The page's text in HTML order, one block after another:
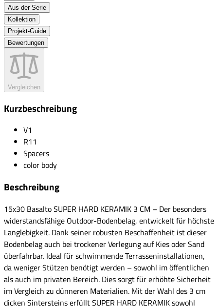
Aus der Serie
Kollektion
Projekt-Guide
Bewertungen
Vergleichen
Kurzbeschreibung
V1
R11
Spacers
color body
Beschreibung
15x30 Basalto SUPER HARD KERAMIK 3 CM – Der besonders
widerstandsfähige Outdoor-Bodenbelag, entwickelt für höchste
Langlebigkeit. Dank seiner robusten Beschaffenheit ist dieser
Bodenbelag auch bei trockener Verlegung auf Kies oder Sand
überfahrbar. Ideal für schwimmende Terrasseninstallationen,
da weniger Stützen benötigt werden – sowohl im öffentlichen
als auch im privaten Bereich. Dies sorgt für erhöhte Sicherheit
im Vergleich zu dünneren Materialien. Mit der Wahl des 3 cm
dicken Sintersteins erfüllt SUPER HARD KERAMIK sowohl